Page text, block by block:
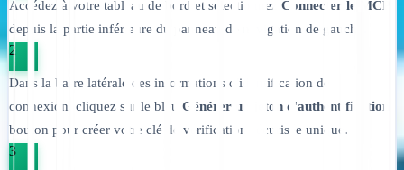
Accédez à votre tableau de bord et sélectionnez Connecter le MCP
depuis la partie inférieure du panneau de navigation de gauche.
2
Dans la barre latérale des informations d'identification de
connexion, cliquez sur le bleu Générer un jeton d'authentification
bouton pour créer votre clé de vérification sécurisée unique.
3